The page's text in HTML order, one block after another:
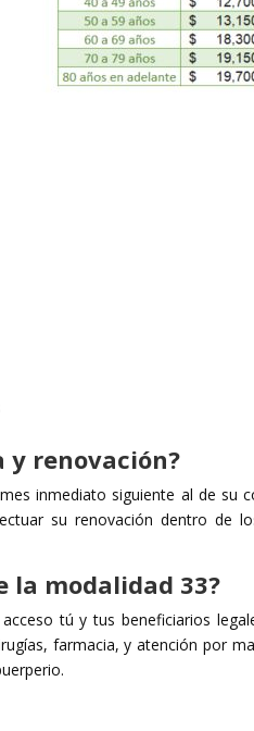
y renovación?
inmediato siguiente al de su
su renovación dentro de
la modalidad 33?
tú y tus beneficiarios
farmacia, y atención por